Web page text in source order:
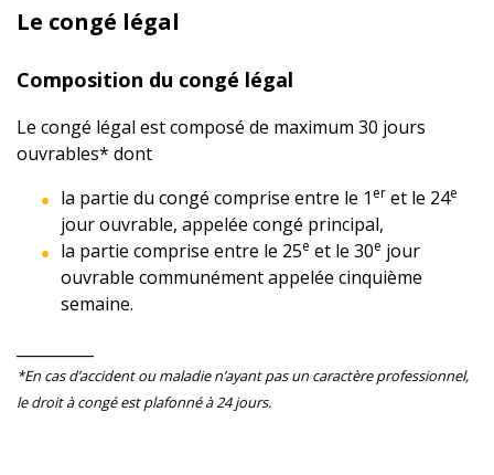
Le congé légal
Composition du congé légal
Le congé légal est composé de maximum 30 jours
ouvrables* dont
la partie du congé comprise entre le 1 er et le 24e
jour ouvrable, appelée congé principal,
la partie comprise entre le 25e et le 30e jour
ouvrable communément appelée cinquième
semaine.
*En cas d’accident ou maladie n’ayant pas un caractère professionnel,
le droit à congé est plafonné à 24 jours.